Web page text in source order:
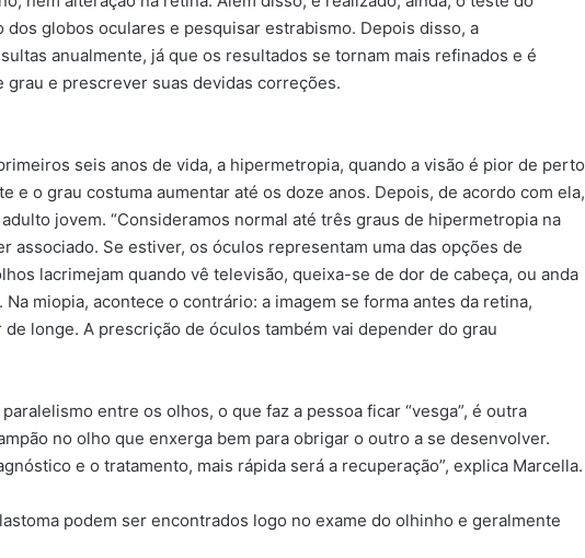
dos globos oculares e pesquisar estrabismo. Depois disso, a
anualmente, já que os resultados se tornam mais refinados e é
grau e prescrever suas devidas correções.
seis anos de vida, a hipermetropia, quando a visão é pior de perto
e o grau costuma aumentar até os doze anos. Depois, de acordo com ela,
jovem. “Consideramos normal até três graus de hipermetropia na
associado. Se estiver, os óculos representam uma das opções de
lacrimejam quando vê televisão, queixa-se de dor de cabeça, ou anda
miopia, acontece o contrário: a imagem se forma antes da retina,
longe. A prescrição de óculos também vai depender do grau
entre os olhos, o que faz a pessoa ficar “vesga”, é outra
no olho que enxerga bem para obrigar o outro a se desenvolver.
e o tratamento, mais rápida será a recuperação”, explica Marcella.
podem ser encontrados logo no exame do olhinho e geralmente